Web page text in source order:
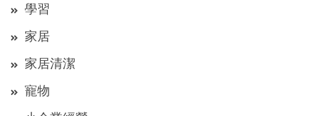
學習
家居
家居清潔
寵物